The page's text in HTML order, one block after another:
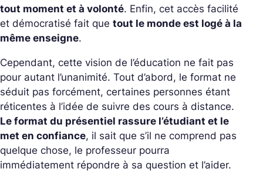
tout moment et à volonté. Enfin, cet accès facilité
et démocratisé fait que tout le monde est logé à la
même enseigne.
Cependant, cette vision de l’éducation ne fait pas
pour autant l’unanimité. Tout d’abord, le format ne
séduit pas forcément, certaines personnes étant
réticentes à l’idée de suivre des cours à distance.
Le format du présentiel rassure l’étudiant et le
met en confiance, il sait que s’il ne comprend pas
quelque chose, le professeur pourra
immédiatement répondre à sa question et l’aider.